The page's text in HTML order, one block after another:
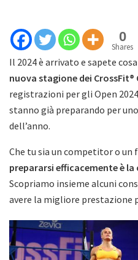
0
Shares
Il 2024 è arrivato e sapete
nuova stagione dei CrossFit®
registrazioni per gli Open
stanno già preparando per
dell’anno.
Che tu sia un competitor o un
prepararsi efficacemente è la
Scopriamo insieme alcuni
avere la migliore prestazione